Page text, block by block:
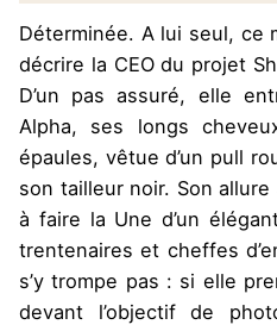
Déterminée. A lui seul, ce
décrire la CEO du projet
D’un pas assuré, elle
Alpha, ses longs
épaules, vêtue d’un pull
son tailleur noir. Son
à faire la Une d’un
trentenaires et cheffes
s’y trompe pas : si elle
devant l’objectif de